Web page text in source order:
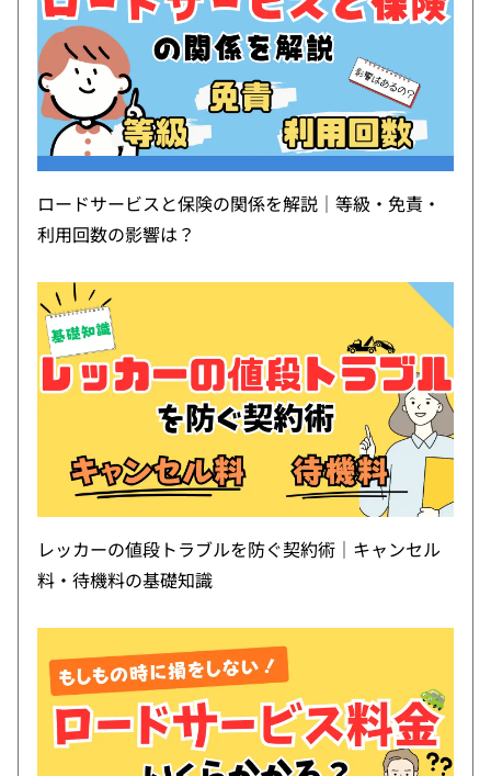
ロードサービスと保険の関係を解説｜等級・免責・
利用回数の影響は？
レッカーの値段トラブルを防ぐ契約術｜キャンセル
料・待機料の基礎知識